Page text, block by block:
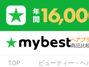
ヘアブ
商品比
TOP ビューティー・ヘ